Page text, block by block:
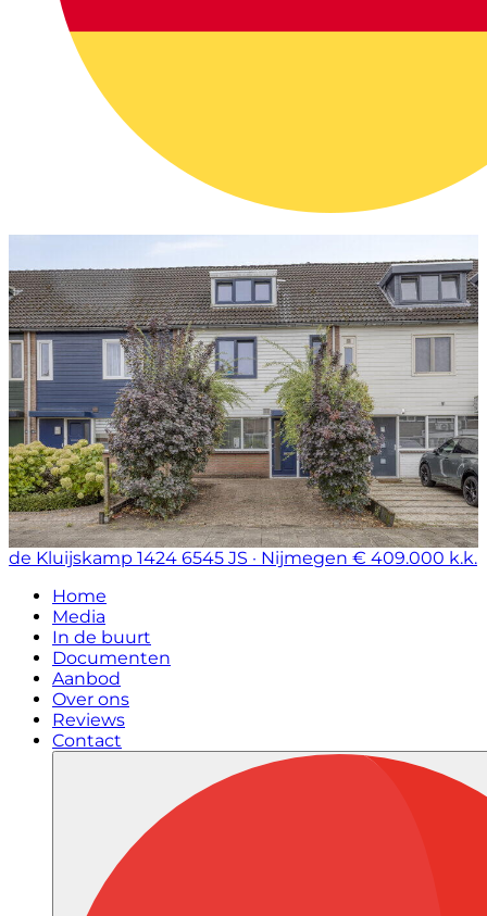
de Kluijskamp 1424 6545 JS · Nijmegen € 409.000 k.k.
Home
Media
In de buurt
Documenten
Aanbod
Over ons
Reviews
Contact